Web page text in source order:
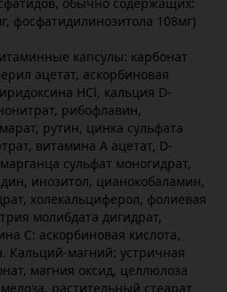
фосфатидилинозитола 108мг)
капсулы: карбонат
ацетат, аскорбиновая
HCl, кальция D-
рибофлавин,
рутин, цинка сульфата
витамина A ацетат, D-
сульфат моногидрат,
инозитол, цианокобаламин,
холекальциферол, фолиевая
молибдата дигидрат,
С: аскорбиновая кислота,
Кальций-магний: устричная
магния оксид, целлюлоза
растительный стеарат